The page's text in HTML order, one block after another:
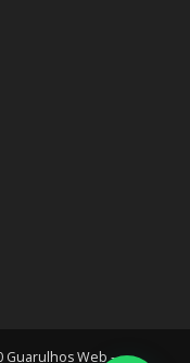
Guarulhos Web -